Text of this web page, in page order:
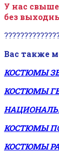
У нас
без
Вас также
КОСТЮМЫ
КОСТЮМЫ
КОСТЮМЫ
КОСТЮМЫ